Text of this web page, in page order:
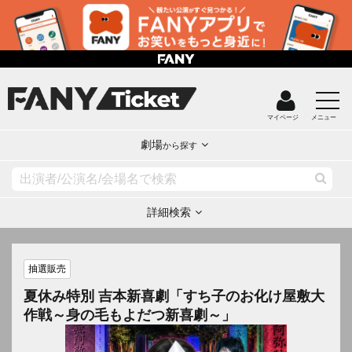
マイページ メニュー
劇場から探す
詳細検索
抽選販売
夏休み特別 吉本新喜劇「すち子のお化け屋敷大
作戦～身の毛もよだつ新喜劇～」